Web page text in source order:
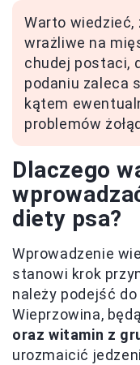
Warto wiedzieć,
wrażliwe na
chudej postaci,
podaniu zaleca
kątem
problemów
Dlaczego
diety psa?
Wprowadzenie
stanowi krok
należy podejść
Wieprzowina,
oraz witamin z
urozmaicić